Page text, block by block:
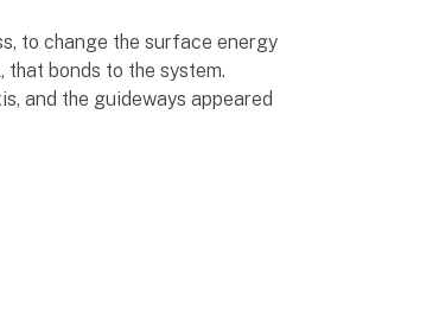
to change the surface energy
bonds to the system.
and the guideways appeared